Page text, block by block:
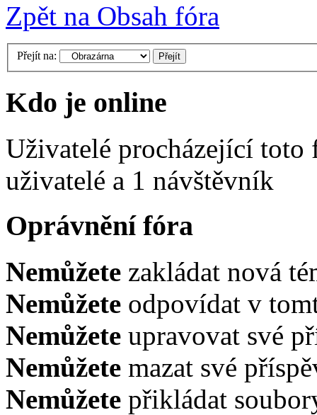
Zpět na Obsah fóra
Přejít na:
Kdo je online
Uživatelé procházející
uživatelé a 1 návštěvník
Oprávnění fóra
Nemůžete zakládat nová
Nemůžete odpovídat v
Nemůžete upravovat své
Nemůžete mazat své
Nemůžete přikládat